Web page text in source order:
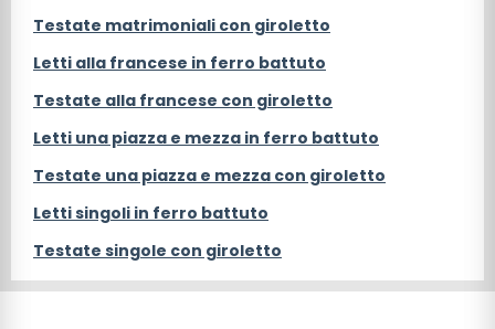
Testate matrimoniali con giroletto
Letti alla francese in ferro battuto
Testate alla francese con giroletto
Letti una piazza e mezza in ferro battuto
Testate una piazza e mezza con giroletto
Letti singoli in ferro battuto
Testate singole con giroletto